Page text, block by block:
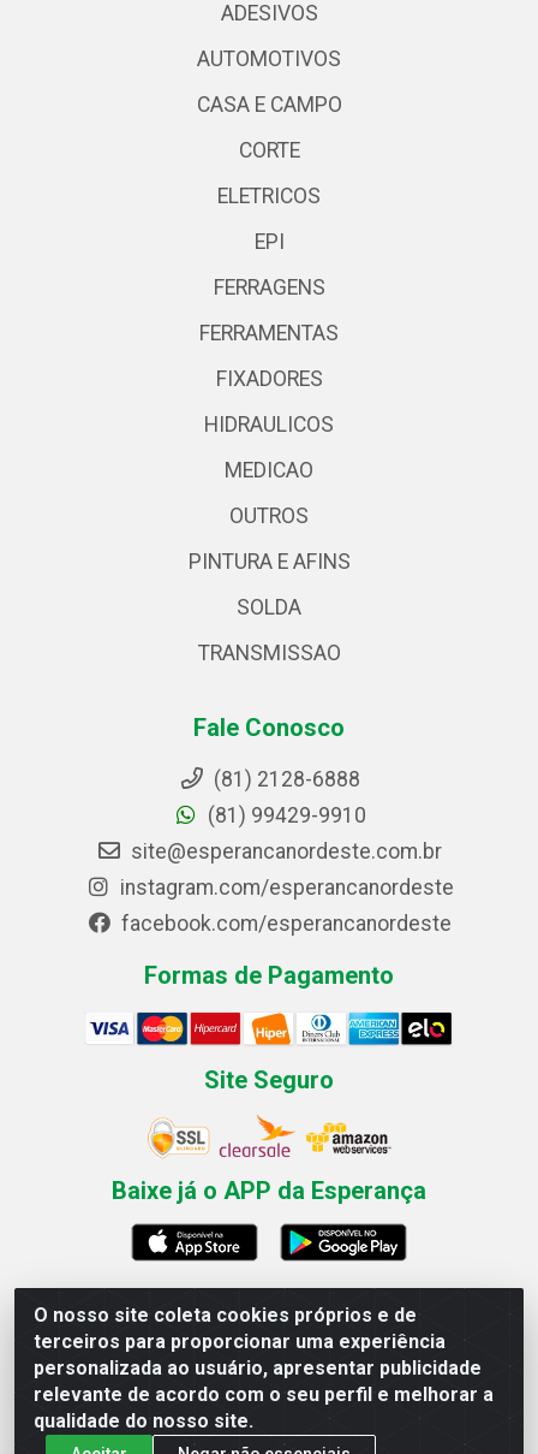
O nosso site coleta cookies próprios e de
terceiros para proporcionar uma experiência
personalizada ao usuário, apresentar publicidade
relevante de acordo com o seu perfil e melhorar a
qualidade do nosso site.
ADESIVOS
AUTOMOTIVOS
CASA E CAMPO
CORTE
ELETRICOS
EPI
FERRAGENS
FERRAMENTAS
FIXADORES
HIDRAULICOS
MEDICAO
OUTROS
PINTURA E AFINS
SOLDA
TRANSMISSAO
Fale Conosco
(81) 2128-6888
(81) 99429-9910
site@esperancanordeste.com.br
instagram.com/esperancanordeste
facebook.com/esperancanordeste
Formas de Pagamento
Site Seguro
Baixe já o APP da Esperança
Esperança Nordeste - Rua Professor Caldas Filho, 291 -
Estância - Recife / PE CEP: 50771-335 - CNPJ
03.666.136/0001-23